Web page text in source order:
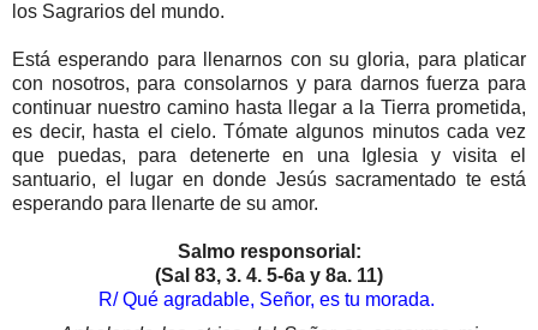
los Sagrarios del mundo.
Está esperando para llenarnos con su gloria, para platicar
con nosotros, para consolarnos y para darnos fuerza para
continuar nuestro camino hasta llegar a la Tierra prometida,
es decir, hasta el cielo. Tómate algunos minutos cada vez
que puedas, para detenerte en una Iglesia y visita el
santuario, el lugar en donde Jesús sacramentado te está
esperando para llenarte de su amor.
Salmo responsorial:
(Sal 83, 3. 4. 5-6a y 8a. 11)
R/ Qué agradable, Señor, es tu morada.